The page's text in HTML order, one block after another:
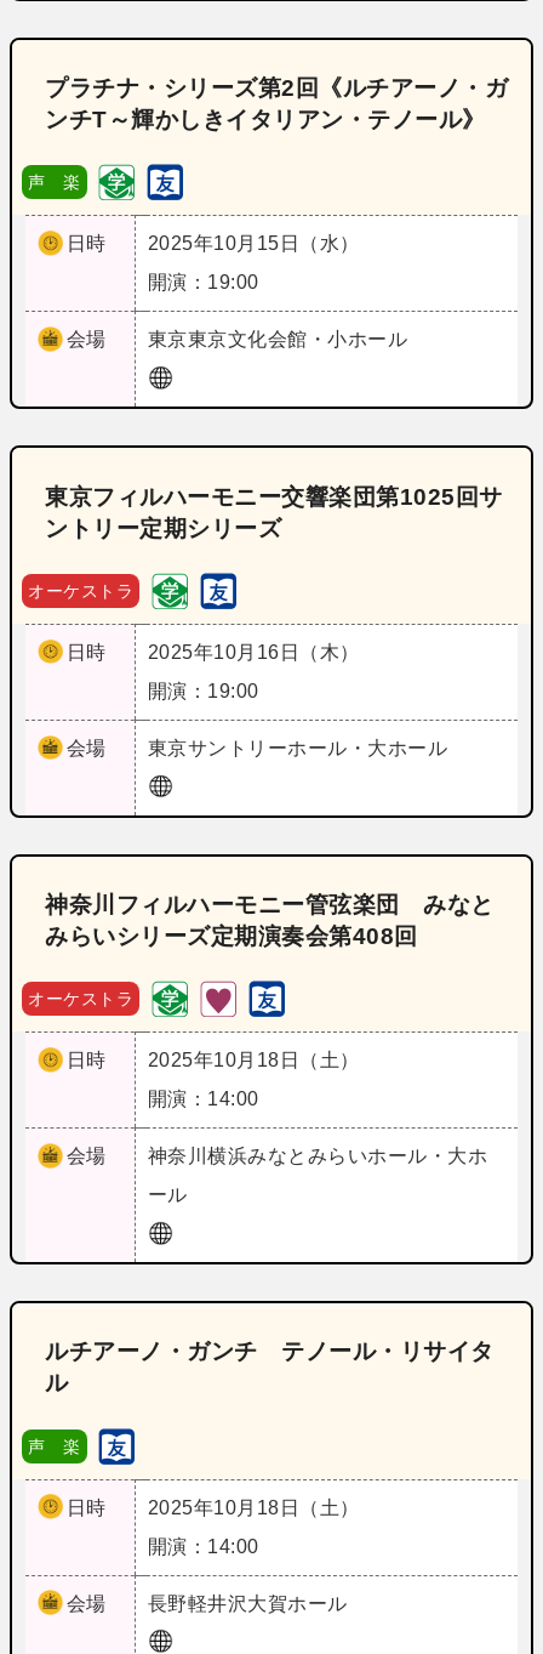
プラチナ・シリーズ第2回《ルチアーノ・ガ
ンチT～輝かしきイタリアン・テノール》
声 楽
日時
2025年10月15日（水）
開演：19:00
会場 東京東京文化会館・小ホール
東京フィルハーモニー交響楽団第1025回サ
ントリー定期シリーズ
オーケストラ
日時
2025年10月16日（木）
開演：19:00
会場 東京サントリーホール・大ホール
神奈川フィルハーモニー管弦楽団 みなと
みらいシリーズ定期演奏会第408回
オーケストラ
日時
2025年10月18日（土）
開演：14:00
会場 神奈川横浜みなとみらいホール・大ホ
ール
ルチアーノ・ガンチ テノール・リサイタ
ル
声 楽
日時
2025年10月18日（土）
開演：14:00
会場 長野軽井沢大賀ホール